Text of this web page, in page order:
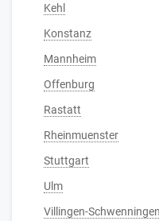
Kehl
Konstanz
Mannheim
Offenburg
Rastatt
Rheinmuenster
Stuttgart
Ulm
Villingen-Schwenningen